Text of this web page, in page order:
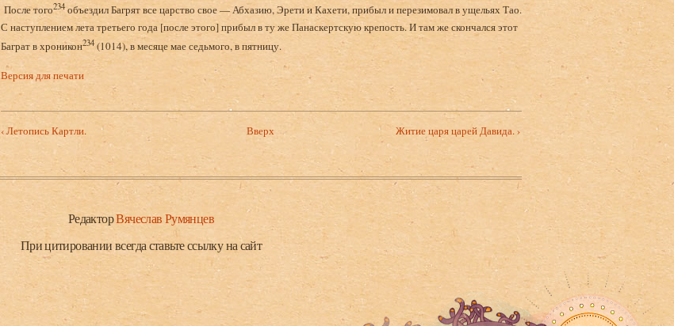
После того234объездил Багрят все царство свое — Абхазию, Эрети и Кахети, прибыл и перезимовал в ущельях Тао.
С наступлением лета третьего года [после этого] прибыл в ту же Панаскертскую крепость. И там же скончался этот
Баграт в хроникон234(1014), в месяце мае седьмого, в пятницу.
Версия для печати
‹ Летопись Картли. Вверх Житие царя царей Давида. ›
РедакторВячеслав Румянцев
При цитировании всегда ставьте ссылку на сайт